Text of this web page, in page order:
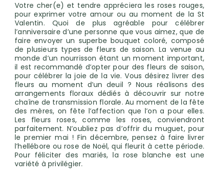
Votre cher(e) et tendre appréciera les roses rouges,
pour exprimer votre amour ou au moment de la St
Valentin. Quoi de plus agréable pour célébrer
l’anniversaire d’une personne que vous aimez, que de
faire envoyer un superbe bouquet coloré, composé
de plusieurs types de fleurs de saison. La venue au
monde d’un nourrisson étant un moment important,
il est recommandé d’opter pour des fleurs de saison,
pour célébrer la joie de la vie. Vous désirez livrer des
fleurs au moment d’un deuil ? Nous réalisons des
arrangements floraux dédiés à découvrir sur notre
chaîne de transmission florale. Au moment de la fête
des mères, on fête l’affection que l’on a pour elles.
Les fleurs roses, comme les roses, conviendront
parfaitement. N’oubliez pas d’offrir du muguet, pour
le premier mai ! Fin décembre, pensez à faire livrer
l’hellébore ou rose de Noël, qui fleurit à cette période.
Pour féliciter des mariés, la rose blanche est une
variété à privilégier.